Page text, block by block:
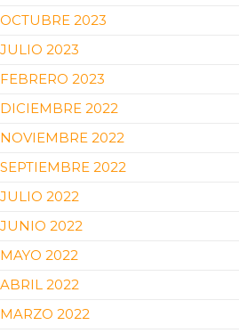
OCTUBRE 2023
JULIO 2023
FEBRERO 2023
DICIEMBRE 2022
NOVIEMBRE 2022
SEPTIEMBRE 2022
JULIO 2022
JUNIO 2022
MAYO 2022
ABRIL 2022
MARZO 2022